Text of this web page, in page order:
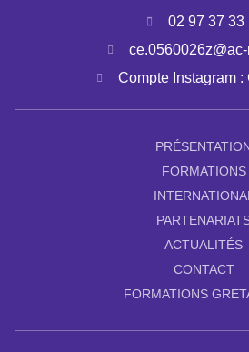
02 97 37 33
Compte Instagram :
FORMATIONS
INTERNATIONAL
ACTUALITÉS
CONTACT
FORMATIONS